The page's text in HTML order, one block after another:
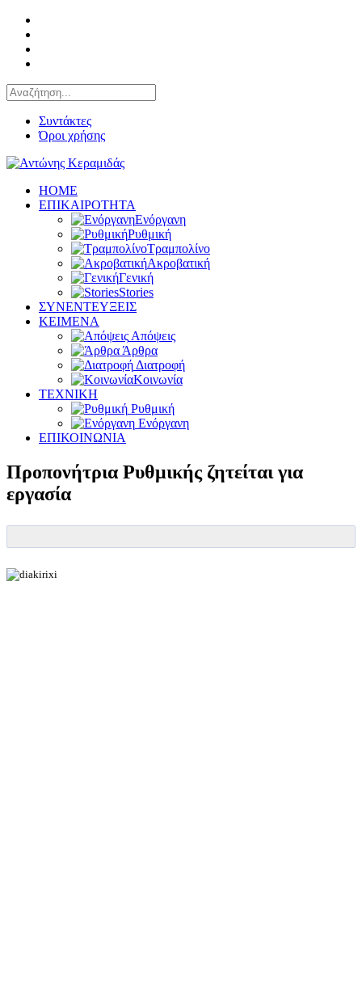
Συντάκτες
Όροι χρήσης
HOME
ΕΠΙΚΑΙΡΟΤΗΤΑ
Ενόργανη
Ρυθμική
Τραμπολίνο
Ακροβατική
Γενική
Stories
ΣΥΝΕΝΤΕΥΞΕΙΣ
KEIMENA
Απόψεις
Άρθρα
Διατροφή
Κοινωνία
ΤΕΧΝΙΚΗ
Ρυθμική
Ενόργανη
ΕΠΙΚΟΙΝΩΝΙΑ
Προπονήτρια Ρυθμικής ζητείται για
εργασία